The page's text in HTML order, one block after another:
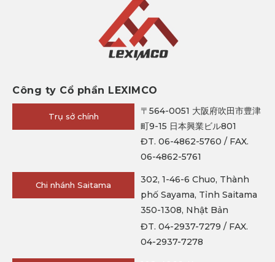
Công ty Cổ phần LEXIMCO
Trụ sở chính
〒564-0051 大阪府吹田市豊津
町9-15 日本興業ビル801
ĐT. 06-4862-5760 / FAX.
06-4862-5761
Chi nhánh Saitama
302, 1-46-6 Chuo, Thành
phố Sayama, Tỉnh Saitama
350-1308, Nhật Bản
ĐT. 04-2937-7279 / FAX.
04-2937-7278